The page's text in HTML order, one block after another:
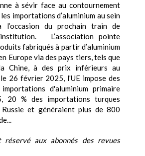
à sévir face au contournement
importations d’aluminium au sein
du prochain train de
L’association pointe
fabriqués à partir d’aluminium
Europe via des pays tiers, tels que
Chine, à des prix inférieurs au
26 février 2025, l'UE impose des
d'aluminium primaire
20 % des importations turques
et généraient plus de 800
réservé aux abonnés des revues